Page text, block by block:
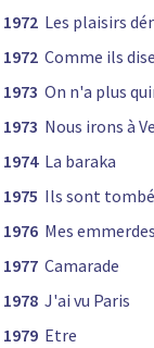
1972 Les plaisirs
1972 Comme ils
1973 On n'a plus
1973 Nous irons à
1974 La baraka
1975 Ils sont
1976 Mes emmerdes
1977 Camarade
1978 J'ai vu Paris
1979 Etre